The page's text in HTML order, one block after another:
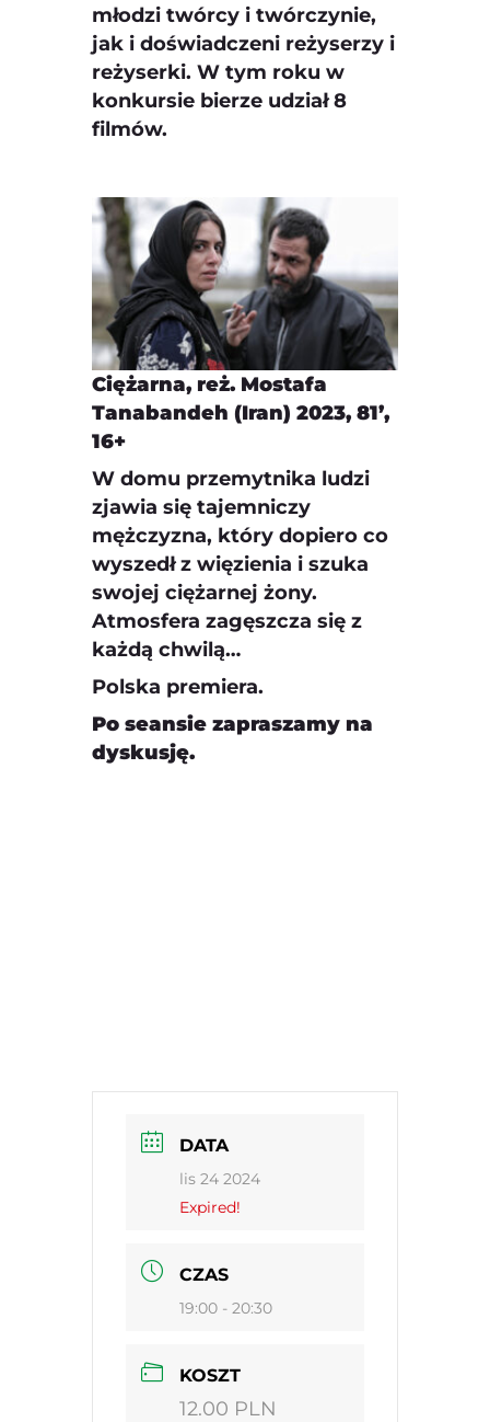
młodzi twórcy i twórczynie,
jak i doświadczeni reżyserzy i
reżyserki. W tym roku w
konkursie bierze udział 8
filmów.
Ciężarna, reż. Mostafa
Tanabandeh (Iran) 2023, 81’,
16+
W domu przemytnika ludzi
zjawia się tajemniczy
mężczyzna, który dopiero co
wyszedł z więzienia i szuka
swojej ciężarnej żony.
Atmosfera zagęszcza się z
każdą chwilą…
Polska premiera.
Po seansie zapraszamy na
dyskusję.
DATA
lis 24 2024
Expired!
CZAS
19:00 - 20:30
KOSZT
12.00 PLN